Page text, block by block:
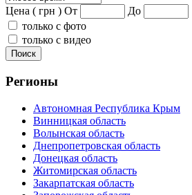
Цена ( грн ) От
До
только с фото
только с видео
Поиск
Регионы
Автономная Республика Крым
Винницкая область
Волынская область
Днепропетровская область
Донецкая область
Житомирская область
Закарпатская область